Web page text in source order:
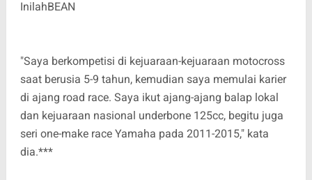
InilahBEAN
"Saya berkompetisi di kejuaraan-kejuaraan motocross
saat berusia 5-9 tahun, kemudian saya memulai karier
di ajang road race. Saya ikut ajang-ajang balap lokal
dan kejuaraan nasional underbone 125cc, begitu juga
seri one-make race Yamaha pada 2011-2015," kata
dia.***